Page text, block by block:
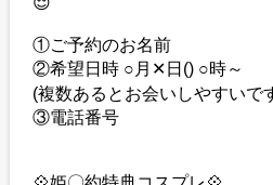
①ご予約のお名前
②希望日時 ○月✕日() ○時～
(複数あるとお会いしやすいで
③電話番号